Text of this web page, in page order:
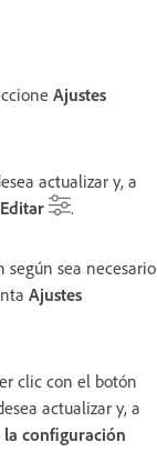
Ajustes
actualizar y, a
Editar .
según sea necesario
Ajustes
clic con el botón
actualizar y, a
configuración